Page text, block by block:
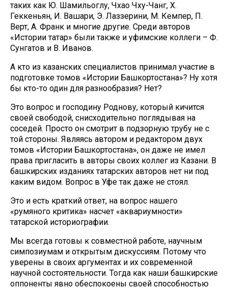
таких как Ю. Шамильоглу, Чхао Чху-Чанг, Х.
Геккеньян, И. Вашари, Э. Лаззерини, М. Кемпер, П.
Верт, А. Франк и многие другие. Среди авторов
«Истории татар» были также и уфимские коллеги – Ф.
Сунгатов и В. Иванов.
А кто из казанских специалистов принимал участие в
подготовке томов «Истории Башкортостана»? Ну хотя
бы кто-то один для разнообразия? Нет?
Это вопрос и господину Роднову, который кичится
своей свободой, снисходительно поглядывая на
соседей. Просто он смотрит в подзорную трубу не с
той стороны. Являясь автором и редактором двух
томов «Истории Башкортостана», он даже не имел
права пригласить в авторы своих коллег из Казани. В
башкирских изданиях татарских авторов нет ни под
каким видом. Вопрос в Уфе так даже не стоял.
Это и есть краткий ответ, на вопрос нашего
«румяного критика» насчет «аквариумности»
татарской историографии.
Мы всегда готовы к совместной работе, научным
симпозиумам и открытым дискуссиям. Потому что
уверены в своих аргументах и их современной
научной состоятельности. Тогда как наши башкирские
оппоненты явно обеспокоены своей способностью